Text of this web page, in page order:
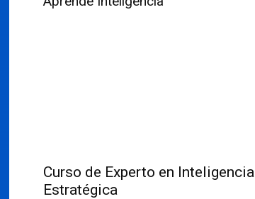
Curso de Experto en Inteligencia
Estratégica